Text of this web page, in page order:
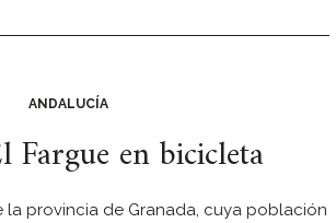
ANDALUCÍA
Fargue en bicicleta
la provincia de Granada, cuya población